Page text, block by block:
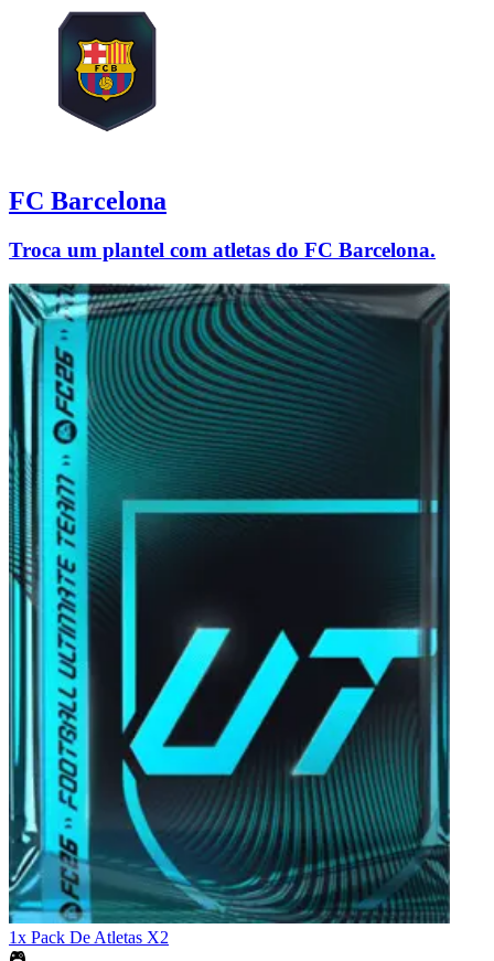
FC Barcelona
Troca um plantel com atletas do FC Barcelona.
1x Pack De Atletas X2